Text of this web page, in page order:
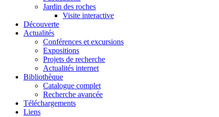
Jardin des roches
Visite interactive
Découverte
Actualités
Conférences et excursions
Expositions
Projets de recherche
Actualités internet
Bibliothèque
Catalogue complet
Recherche avancée
Téléchargements
Liens